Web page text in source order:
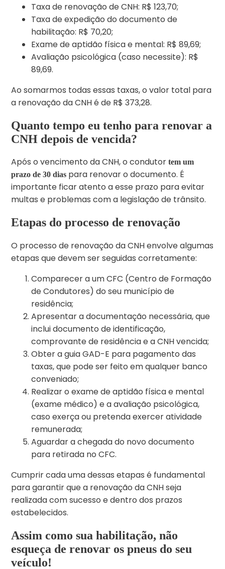
Taxa de renovação de CNH: R$ 123,70;
Taxa de expedição do documento de
habilitação: R$ 70,20;
Exame de aptidão física e mental: R$ 89,69;
Avaliação psicológica (caso necessite): R$
89,69.
Ao somarmos todas essas taxas, o valor total para
a renovação da CNH é de R$ 373,28.
Quanto tempo eu tenho para renovar a
CNH depois de vencida?
Após o vencimento da CNH, o condutortem um
prazo de 30 dias para renovar o documento. É
importante ficar atento a esse prazo para evitar
multas e problemas com a legislação de trânsito.
Etapas do processo de renovação
O processo de renovação da CNH envolve algumas
etapas que devem ser seguidas corretamente:
Comparecer a um CFC (Centro de Formação
de Condutores) do seu município de
residência;
Apresentar a documentação necessária, que
inclui documento de identificação,
comprovante de residência e a CNH vencida;
Obter a guia GAD-E para pagamento das
taxas, que pode ser feito em qualquer banco
conveniado;
Realizar o exame de aptidão física e mental
(exame médico) e a avaliação psicológica,
caso exerça ou pretenda exercer atividade
remunerada;
Aguardar a chegada do novo documento
para retirada no CFC.
Cumprir cada uma dessas etapas é fundamental
para garantir que a renovação da CNH seja
realizada com sucesso e dentro dos prazos
estabelecidos.
Assim como sua habilitação, não
esqueça de renovar os pneus do seu
veículo!